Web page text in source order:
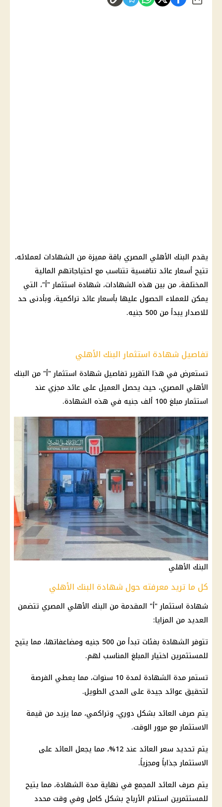
يقدم البنك الأهلي المصري باقة مميزة من الشهادات لعملائه،
تتيح أسعار عائد تنافسية تتناسب مع احتياجاتهم المالية
المختلفة، من بين هذه الشهادات، شهادة استثمار "أ"، التي
يمكن للعملاء الحصول عليها بأسعار عائد تراكمية، وبأدنى حد
للاصدار يبدأ من 500 جنيه.
تفاصيل شهادة استثمار البنك الأهلي
تستعرض في هذا التقرير تفاصيل شهادة استثمار "أ" من البنك
الأهلي المصري، حيث يحصل العميل على عائد مجزي عند
استثمار مبلغ 100 ألف جنيه في هذه الشهادة.
البنك الأهلي
كل ما تريد معرفته حول شهادة البنك الأهلي
شهادة استثمار "أ" المقدمة من البنك الأهلي المصري تتضمن
العديد من المزايا:
تتوفر الشهادة بفئات تبدأ من 500 جنيه ومضاعفاتها، مما يتيح
للمستثمرين اختيار المبلغ المناسب لهم.
تستمر مدة الشهادة لمدة 10 سنوات، مما يعطي الفرصة
لتحقيق عوائد جيدة على المدى الطويل.
يتم صرف العائد بشكل دوري، وتراكمي، مما يزيد من قيمة
الاستثمار مع مرور الوقت.
يتم تحديد سعر العائد عند 12%، مما يجعل العائد على
الاستثمار جذاباً ومجزياً.
يتم صرف العائد المجمع في نهاية مدة الشهادة، مما يتيح
للمستثمرين استلام الأرباح بشكل كامل وفي وقت محدد